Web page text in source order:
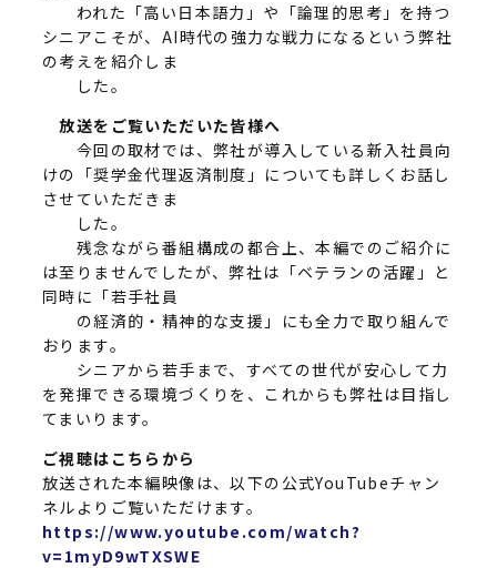
われた「高い日本語力」や「論理的思考」を持つ
シニアこそが、AI時代の強力な戦力になるという弊社
の考えを紹介しま
した。
放送をご覧いただいた皆様へ
今回の取材では、弊社が導入している新入社員向
けの「奨学金代理返済制度」についても詳しくお話し
させていただきま
した。
残念ながら番組構成の都合上、本編でのご紹介に
は至りませんでしたが、弊社は「ベテランの活躍」と
同時に「若手社員
の経済的・精神的な支援」にも全力で取り組んで
おります。
シニアから若手まで、すべての世代が安心して力
を発揮できる環境づくりを、これからも弊社は目指し
てまいります。
ご視聴はこちらから
放送された本編映像は、以下の公式YouTubeチャン
ネルよりご覧いただけます。
https://www.youtube.com/watch?
v=1myD9wTXSWE